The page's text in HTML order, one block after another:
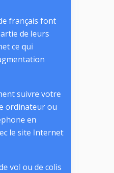
français font
de leurs
ce qui
suivre votre
ordinateur ou
en
le site Internet
vol ou de colis